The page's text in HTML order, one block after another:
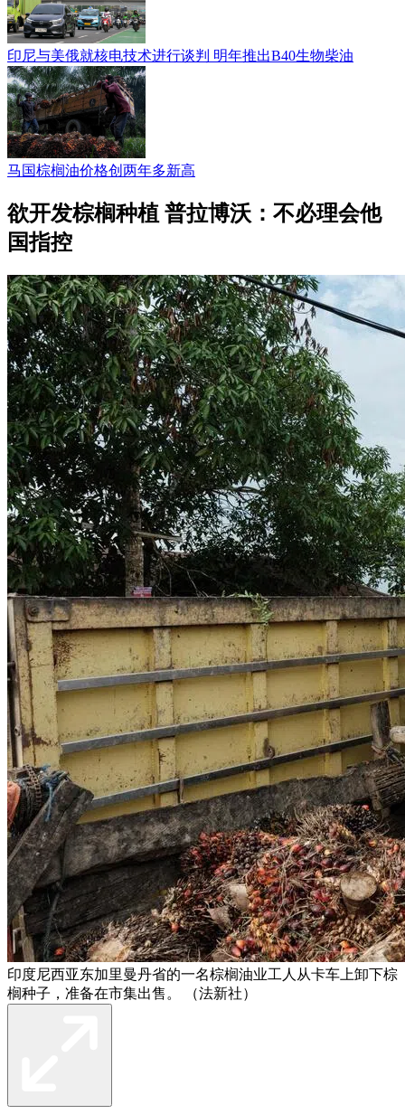
印尼与美俄就核电技术进行谈判 明年推出B40生物柴油
马国棕榈油价格创两年多新高
欲开发棕榈种植 普拉博沃：不必理会他
国指控
印度尼西亚东加里曼丹省的一名棕榈油业工人从卡车上卸下棕
榈种子，准备在市集出售。 （法新社）